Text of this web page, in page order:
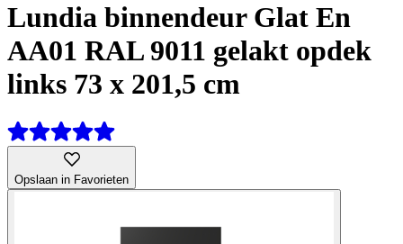
Lundia binnendeur Glat En
AA01 RAL 9011 gelakt opdek
links 73 x 201,5 cm
Opslaan in Favorieten